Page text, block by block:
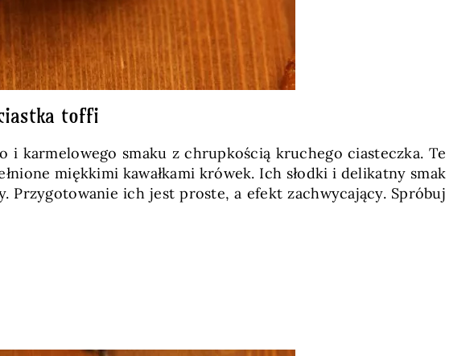
toffi
i karmelowego smaku z chrupkością kruchego ciasteczka. Te
miękkimi kawałkami krówek. Ich słodki i delikatny smak
Przygotowanie ich jest proste, a efekt zachwycający. Spróbuj